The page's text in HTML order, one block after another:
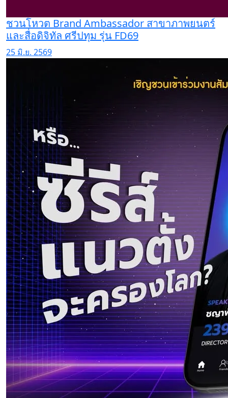
ชวนโหวต Brand Ambassador สาขาภาพยนตร์
และสื่อดิจิทัล ศรีปทุม รุ่น FD69
25 มิ.ย. 2569